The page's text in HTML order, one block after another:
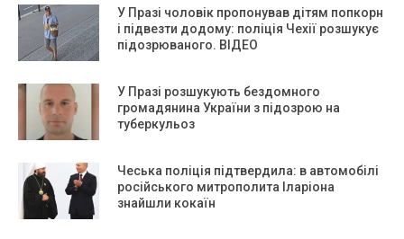
У Празі чоловік пропонував дітям попкорн
і підвезти додому: поліція Чехії розшукує
підозрюваного. ВІДЕО
У Празі розшукують бездомного
громадянина України з підозрою на
туберкульоз
Чеська поліція підтвердила: в автомобілі
російського митрополита Іларіона
знайшли кокаїн